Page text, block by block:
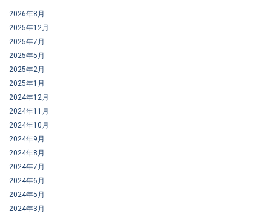
2026年8月
2025年12月
2025年7月
2025年5月
2025年2月
2025年1月
2024年12月
2024年11月
2024年10月
2024年9月
2024年8月
2024年7月
2024年6月
2024年5月
2024年3月